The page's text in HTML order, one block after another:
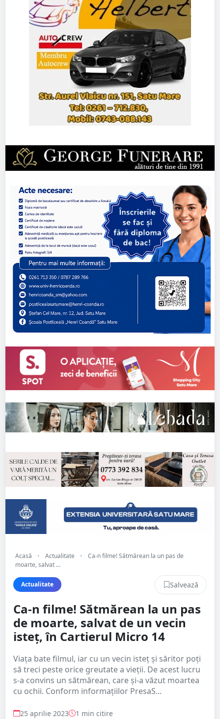
Acasă • Actualitate •
Ca-n filme! Sătmărean la un pas de
moarte, salvat ...
Actualitate Salvează
Ca-n filme! Sătmărean la un pas
de moarte, salvat de un vecin
isteț, în Cartierul Micro 14
Viața bate filmul, iar cu un vecin isteț și săritor poți
să treci peste orice greutate a vieții. De acest lucru
s-a convins un sătmărean, care și-a văzut moartea
cu ochii. Conform informațiilor PresaS...
25 aprilie 2023 1 min citire